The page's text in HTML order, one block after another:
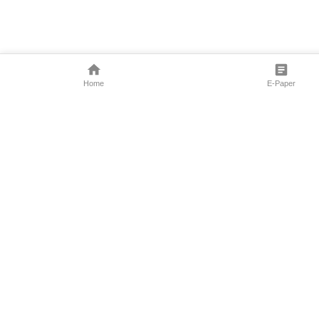
Home E-Paper